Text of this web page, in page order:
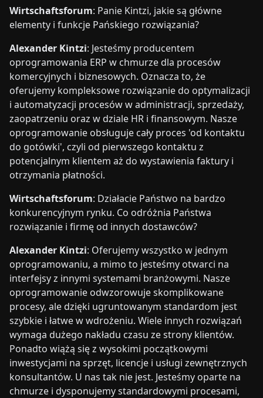
Wirtschaftsforum: Panie Kintzi, jakie są główne
elementy i funkcje Pańskiego rozwiązania?
Alexander Kintzi: Jesteśmy producentem
oprogramowania ERP w chmurze dla procesów
komercyjnych i biznesowych. Oznacza to, że
oferujemy kompleksowe rozwiązanie do optymalizacji
i automatyzacji procesów w administracji, sprzedaży,
zaopatrzeniu oraz w dziale HR i finansowym. Nasze
oprogramowanie obsługuje cały proces 'od kontaktu
do gotówki', czyli od pierwszego kontaktu z
potencjalnym klientem aż do wystawienia faktury i
otrzymania płatności.
Wirtschaftsforum: Działacie Państwo na bardzo
konkurencyjnym rynku. Co odróżnia Państwa
rozwiązanie i firmę od innych dostawców?
Alexander Kintzi: Oferujemy wszystko w jednym
oprogramowaniu, a mimo to jesteśmy otwarci na
interfejsy z innymi systemami branżowymi. Nasze
oprogramowanie odwzorowuje skomplikowane
procesy, ale dzięki ugruntowanym standardom jest
szybkie i łatwe w wdrożeniu. Wiele innych rozwiązań
wymaga dużego nakładu czasu ze strony klientów.
Ponadto wiążą się z wysokimi początkowymi
inwestycjami na sprzęt, licencje i usługi zewnętrznych
konsultantów. U nas tak nie jest. Jesteśmy oparte na
chmurze i dysponujemy standardowymi procesami,